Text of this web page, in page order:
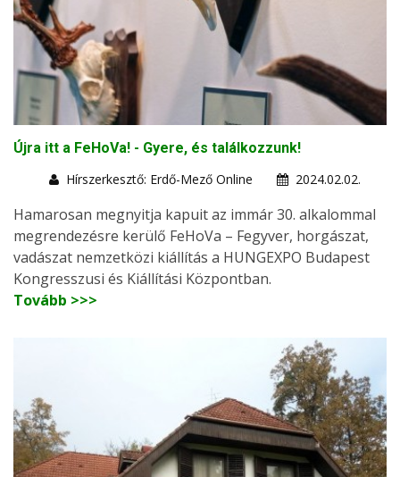
Újra itt a FeHoVa! - Gyere, és találkozzunk!
Hírszerkesztő: Erdő-Mező Online
2024.02.02.
Hamarosan megnyitja kapuit az immár 30. alkalommal
megrendezésre kerülő FeHoVa – Fegyver, horgászat,
vadászat nemzetközi kiállítás a HUNGEXPO Budapest
Kongresszusi és Kiállítási Központban.
Tovább >>>